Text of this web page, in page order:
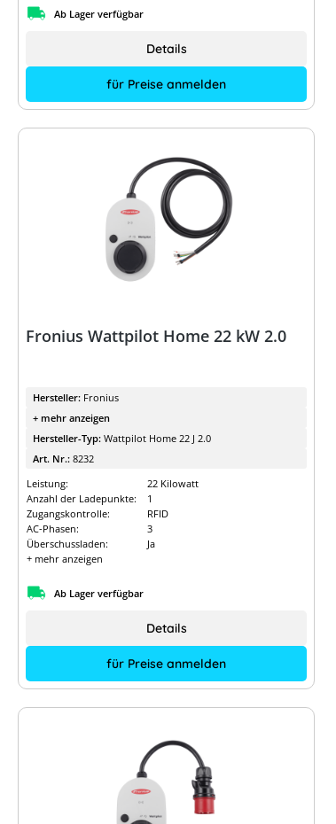
Ab Lager verfügbar
für Preise anmelden
Details
Fronius Wattpilot Home 22 kW 2.0
Hersteller: Fronius
+ mehr anzeigen
Hersteller-Typ: Wattpilot Home 22 J 2.0
Art. Nr.: 8232
Leistung:
22 Kilowatt
Anzahl der Ladepunkte:
1
Zugangskontrolle:
RFID
AC-Phasen:
3
Überschussladen:
Ja
+ mehr anzeigen
Ab Lager verfügbar
für Preise anmelden
Details